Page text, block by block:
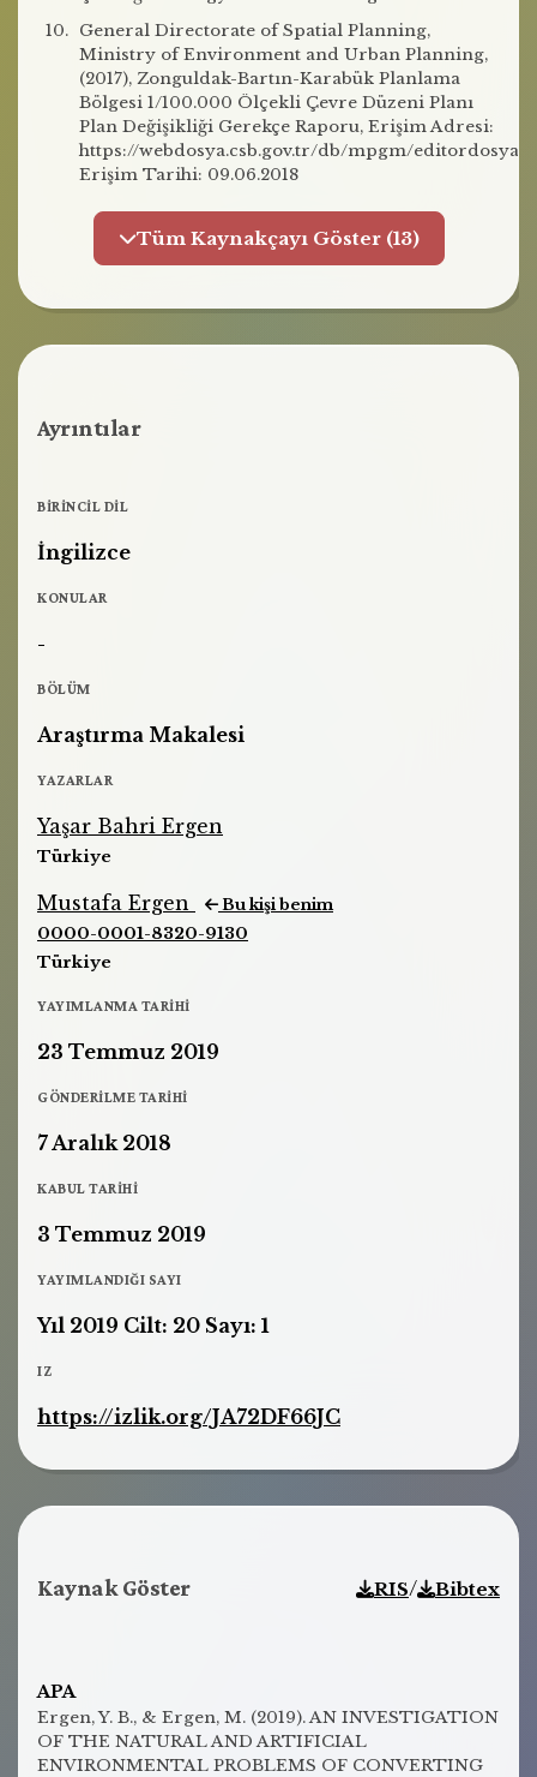
General Directorate of Spatial Planning,
Ministry of Environment and Urban Planning,
(2017), Zonguldak-Bartın-Karabük Planlama
Bölgesi 1/100.000 Ölçekli Çevre Düzeni Planı
Plan Değişikliği Gerekçe Raporu, Erişim Adresi:
https://webdosya.csb.gov.tr/db/mpgm/editordosya/
Erişim Tarihi: 09.06.2018
Tüm Kaynakçayı Göster (13)
Ayrıntılar
BIRINCIL DIL
İngilizce
KONULAR
-
BÖLÜM
Araştırma Makalesi
YAZARLAR
Yaşar Bahri Ergen
Türkiye
Mustafa Ergen Bu kişi benim
0000-0001-8320-9130
Türkiye
YAYIMLANMA TARIHI
23 Temmuz 2019
GÖNDERILME TARIHI
7 Aralık 2018
KABUL TARIHI
3 Temmuz 2019
YAYIMLANDIĞI SAYI
Yıl 2019 Cilt: 20 Sayı: 1
IZ
https://izlik.org/JA72DF66JC
Kaynak Göster RIS/ Bibtex
APA
Ergen, Y. B., & Ergen, M. (2019). AN INVESTIGATION
OF THE NATURAL AND ARTIFICIAL
ENVIRONMENTAL PROBLEMS OF CONVERTING